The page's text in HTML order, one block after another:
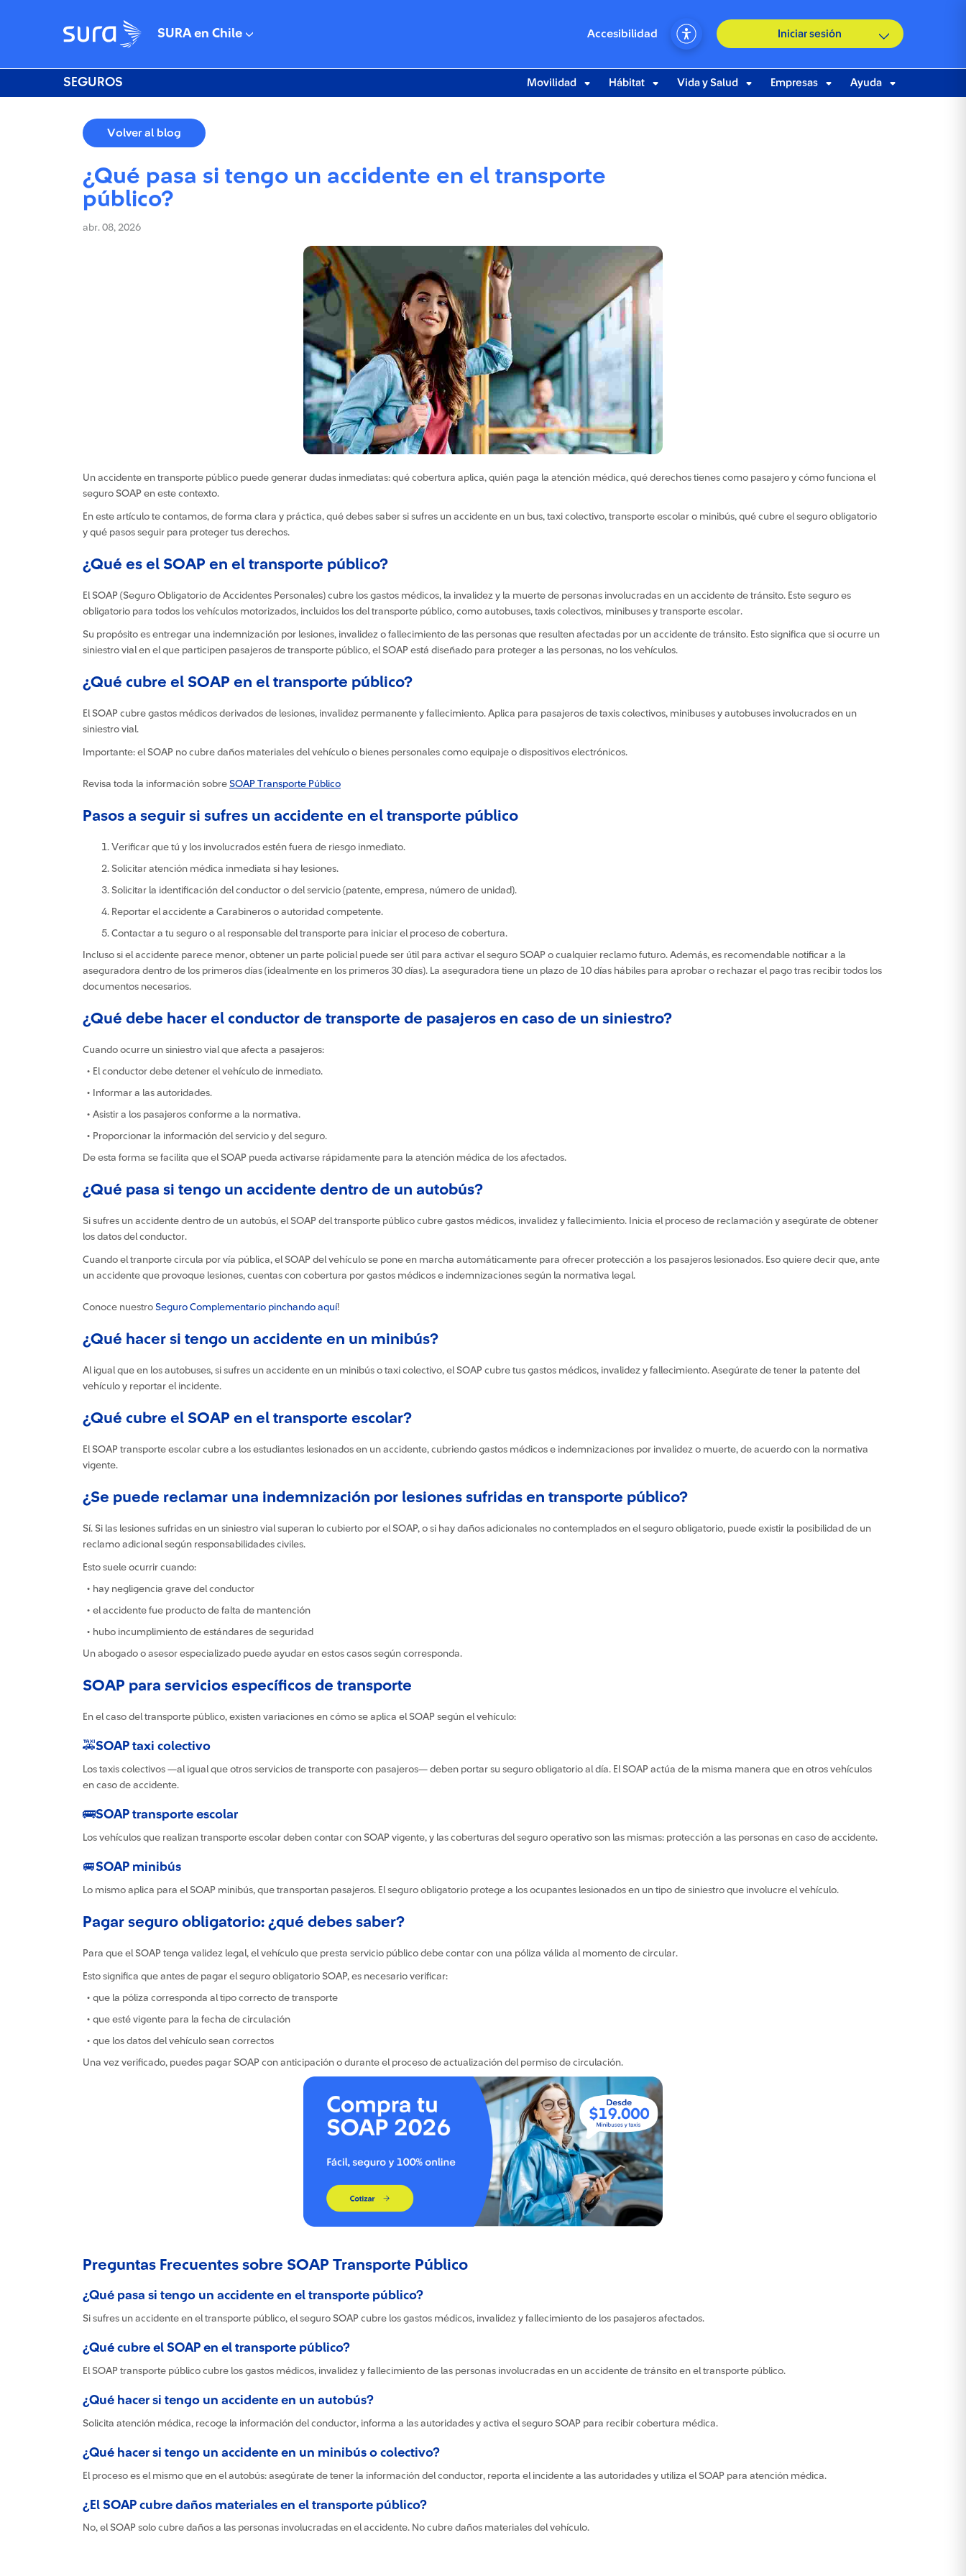
SURA en Chile Accesibilidad Iniciar sesión
SEGUROS Movilidad Hábitat Vida y Salud Empresas Ayuda
Volver al blog
¿Qué pasa si tengo un accidente en el transporte
público?
abr. 08, 2026
Un accidente en transporte público puede generar dudas inmediatas: qué cobertura aplica, quién paga la atención médica, qué derechos tienes como pasajero y cómo funciona el
seguro SOAP en este contexto.
En este artículo te contamos, de forma clara y práctica, qué debes saber si sufres un accidente en un bus, taxi colectivo, transporte escolar o minibús, qué cubre el seguro obligatorio
y qué pasos seguir para proteger tus derechos.
¿Qué es el SOAP en el transporte público?
El SOAP (Seguro Obligatorio de Accidentes Personales) cubre los gastos médicos, la invalidez y la muerte de personas involucradas en un accidente de tránsito. Este seguro es
obligatorio para todos los vehículos motorizados, incluidos los del transporte público, como autobuses, taxis colectivos, minibuses y transporte escolar.
Su propósito es entregar una indemnización por lesiones, invalidez o fallecimiento de las personas que resulten afectadas por un accidente de tránsito. Esto significa que si ocurre un
siniestro vial en el que participen pasajeros de transporte público, el SOAP está diseñado para proteger a las personas, no los vehículos.
¿Qué cubre el SOAP en el transporte público?
El SOAP cubre gastos médicos derivados de lesiones, invalidez permanente y fallecimiento. Aplica para pasajeros de taxis colectivos, minibuses y autobuses involucrados en un
siniestro vial.
Importante: el SOAP no cubre daños materiales del vehículo o bienes personales como equipaje o dispositivos electrónicos.
Revisa toda la información sobre SOAP Transporte Público
Pasos a seguir si sufres un accidente en el transporte público
Verificar que tú y los involucrados estén fuera de riesgo inmediato.
Solicitar atención médica inmediata si hay lesiones.
Solicitar la identificación del conductor o del servicio (patente, empresa, número de unidad).
Reportar el accidente a Carabineros o autoridad competente.
Contactar a tu seguro o al responsable del transporte para iniciar el proceso de cobertura.
Incluso si el accidente parece menor, obtener un parte policial puede ser útil para activar el seguro SOAP o cualquier reclamo futuro. Además, es recomendable notificar a la
aseguradora dentro de los primeros días (idealmente en los primeros 30 días). La aseguradora tiene un plazo de 10 días hábiles para aprobar o rechazar el pago tras recibir todos los
documentos necesarios.
¿Qué debe hacer el conductor de transporte de pasajeros en caso de un siniestro?
Cuando ocurre un siniestro vial que afecta a pasajeros:
• El conductor debe detener el vehículo de inmediato.
• Informar a las autoridades.
• Asistir a los pasajeros conforme a la normativa.
• Proporcionar la información del servicio y del seguro.
De esta forma se facilita que el SOAP pueda activarse rápidamente para la atención médica de los afectados.
¿Qué pasa si tengo un accidente dentro de un autobús?
Si sufres un accidente dentro de un autobús, el SOAP del transporte público cubre gastos médicos, invalidez y fallecimiento. Inicia el proceso de reclamación y asegúrate de obtener
los datos del conductor.
Cuando el tranporte circula por vía pública, el SOAP del vehículo se pone en marcha automáticamente para ofrecer protección a los pasajeros lesionados. Eso quiere decir que, ante
un accidente que provoque lesiones, cuentas con cobertura por gastos médicos e indemnizaciones según la normativa legal.
Conoce nuestro Seguro Complementario pinchando aquí!
¿Qué hacer si tengo un accidente en un minibús?
Al igual que en los autobuses, si sufres un accidente en un minibús o taxi colectivo, el SOAP cubre tus gastos médicos, invalidez y fallecimiento. Asegúrate de tener la patente del
vehículo y reportar el incidente.
¿Qué cubre el SOAP en el transporte escolar?
El SOAP transporte escolar cubre a los estudiantes lesionados en un accidente, cubriendo gastos médicos e indemnizaciones por invalidez o muerte, de acuerdo con la normativa
vigente.
¿Se puede reclamar una indemnización por lesiones sufridas en transporte público?
Sí. Si las lesiones sufridas en un siniestro vial superan lo cubierto por el SOAP, o si hay daños adicionales no contemplados en el seguro obligatorio, puede existir la posibilidad de un
reclamo adicional según responsabilidades civiles.
Esto suele ocurrir cuando:
• hay negligencia grave del conductor
• el accidente fue producto de falta de mantención
• hubo incumplimiento de estándares de seguridad
Un abogado o asesor especializado puede ayudar en estos casos según corresponda.
SOAP para servicios específicos de transporte
En el caso del transporte público, existen variaciones en cómo se aplica el SOAP según el vehículo:
🚕SOAP taxi colectivo
Los taxis colectivos —al igual que otros servicios de transporte con pasajeros— deben portar su seguro obligatorio al día. El SOAP actúa de la misma manera que en otros vehículos
en caso de accidente.
🚌SOAP transporte escolar
Los vehículos que realizan transporte escolar deben contar con SOAP vigente, y las coberturas del seguro operativo son las mismas: protección a las personas en caso de accidente.
🚐SOAP minibús
Lo mismo aplica para el SOAP minibús, que transportan pasajeros. El seguro obligatorio protege a los ocupantes lesionados en un tipo de siniestro que involucre el vehículo.
Pagar seguro obligatorio: ¿qué debes saber?
Para que el SOAP tenga validez legal, el vehículo que presta servicio público debe contar con una póliza válida al momento de circular.
Esto significa que antes de pagar el seguro obligatorio SOAP, es necesario verificar:
• que la póliza corresponda al tipo correcto de transporte
• que esté vigente para la fecha de circulación
• que los datos del vehículo sean correctos
Una vez verificado, puedes pagar SOAP con anticipación o durante el proceso de actualización del permiso de circulación.
Preguntas Frecuentes sobre SOAP Transporte Público
¿Qué pasa si tengo un accidente en el transporte público?
Si sufres un accidente en el transporte público, el seguro SOAP cubre los gastos médicos, invalidez y fallecimiento de los pasajeros afectados.
¿Qué cubre el SOAP en el transporte público?
El SOAP transporte público cubre los gastos médicos, invalidez y fallecimiento de las personas involucradas en un accidente de tránsito en el transporte público.
¿Qué hacer si tengo un accidente en un autobús?
Solicita atención médica, recoge la información del conductor, informa a las autoridades y activa el seguro SOAP para recibir cobertura médica.
¿Qué hacer si tengo un accidente en un minibús o colectivo?
El proceso es el mismo que en el autobús: asegúrate de tener la información del conductor, reporta el incidente a las autoridades y utiliza el SOAP para atención médica.
¿El SOAP cubre daños materiales en el transporte público?
No, el SOAP solo cubre daños a las personas involucradas en el accidente. No cubre daños materiales del vehículo.